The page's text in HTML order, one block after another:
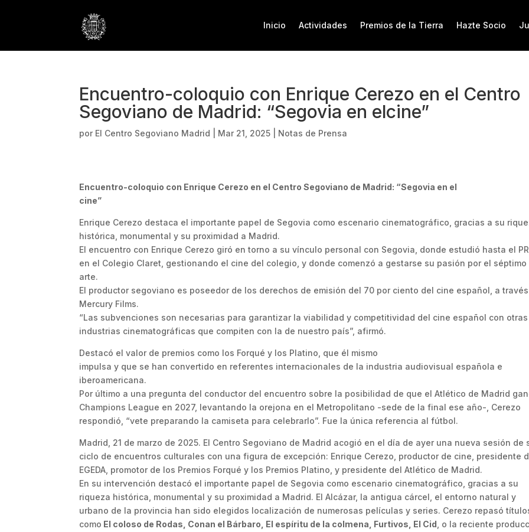
Inicio Actividades Premios de la Tierra Hazte Socio
Encuentro-coloquio con Enrique Cerezo en el Centro
Segoviano de Madrid: “Segovia en elcine”
por El Centro Segoviano Madrid Mar 21, 2025 Notas de Prensa
Encuentro-coloquio con Enrique Cerezo en el Centro Segoviano de Madrid: “Segovia en el
cine”
Enrique Cerezo destaca el importante papel de Segovia como escenario cinematográfico, gracias a su
histórica, monumental y su proximidad a Madrid.
El encuentro con Enrique Cerezo giró en torno a su vínculo personal con Segovia, donde estudió hasta el
en el Colegio Claret, gestionando el cine del colegio, y donde comenzó a gestarse su pasión por el séptimo
arte.
El productor segoviano es poseedor de los derechos de emisión del 70 por ciento del cine español, a
Mercury Films.
“Las subvenciones son necesarias para garantizar la viabilidad y competitividad del cine español con otras
industrias cinematográficas que compiten con la de nuestro país”, afirmó.
Destacó el valor de premios como los Forqué y los Platino, que él mismo
impulsa y que se han convertido en referentes internacionales de la industria audiovisual española e
iberoamericana.
Por último a una pregunta del conductor del encuentro sobre la posibilidad de que el Atlético de Madrid
Champions League en 2027, levantando la orejona en el Metropolitano -sede de la final ese año-, Cerezo
respondió, “vete preparando la camiseta para celebrarlo”. Fue la única referencia al fútbol.
Madrid, 21 de marzo de 2025. El Centro Segoviano de Madrid acogió en el día de ayer una nueva sesión de
ciclo de encuentros culturales con una figura de excepción: Enrique Cerezo, productor de cine, presidente
EGEDA, promotor de los Premios Forqué y los Premios Platino, y presidente del Atlético de Madrid.
En su intervención destacó el importante papel de Segovia como escenario cinematográfico, gracias a su
riqueza histórica, monumental y su proximidad a Madrid. El Alcázar, la antigua cárcel, el entorno natural y
urbano de la provincia han sido elegidos localización de numerosas películas y series. Cerezo repasó
como El coloso de Rodas, Conan el Bárbaro, El espíritu de la colmena, Furtivos, El Cid , o la reciente